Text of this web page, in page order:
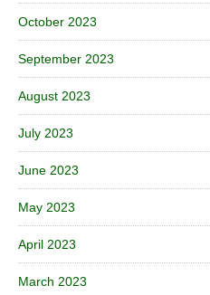
October 2023
September 2023
August 2023
July 2023
June 2023
May 2023
April 2023
March 2023